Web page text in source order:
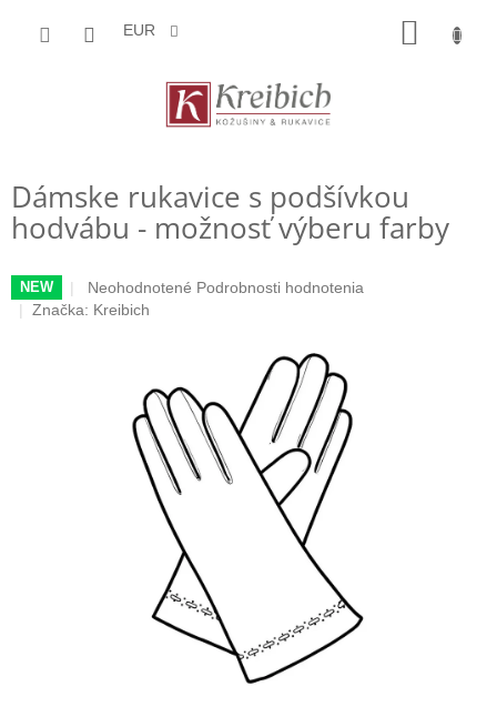
EUR
Dámske rukavice s podšívkou
hodvábu - možnosť výberu farby
NEW
Priemerné
hodnotenie
hviezdičiek.
Neohodnotené Podrobnosti hodnotenia
Značka: Kreibich